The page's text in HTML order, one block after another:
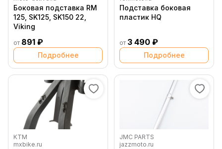
Боковая подставка RM
125, SK125, SK150 22,
Viking
от 891 ₽
Подробнее
Подставка боковая
пластик HQ
от 3 490 ₽
Подробнее
KTM
mxbike.ru
JMC PARTS
jazzmoto.ru